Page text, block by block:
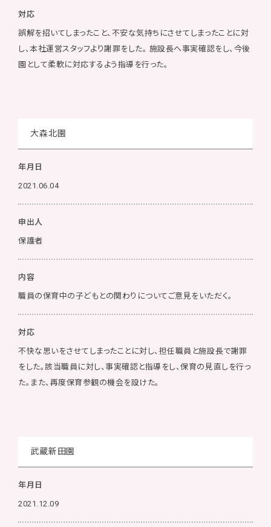
対応
誤解を招いてしまったこと、不安な気持ちにさせてしまったことに対
し、本社運営スタッフより謝罪をした。 施設長へ事実確認をし、今後
園として柔軟に対応するよう指導を行った。
大森北園
年月日
2021.06.04
申出人
保護者
内容
職員の保育中の子どもとの関わりについてご意見をいただく。
対応
不快な思いをさせてしまったことに対し、担任職員と施設長で謝罪
をした。該当職員に対し、事実確認と指導をし、保育の見直しを行っ
た。また、再度保育参観の機会を設けた。
武蔵新田園
年月日
2021.12.09